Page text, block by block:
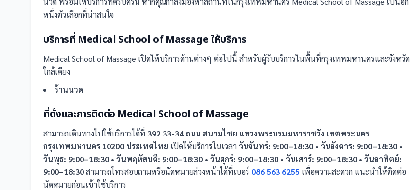
หนึ่งตัวเลือกที่น่าสนใจ
บริการที่ Medical School of Massage ให้บริการ
Medical School of Massage เปิดให้บริการด้านต่างๆ ต่อไปนี้ สำหรับผู้รับบริการในพื้นที่กรุงเทพมหานครและจังหวัด
ใกล้เคียง
ร้านนวด
ที่ตั้งและการติดต่อ Medical School of Massage
สามารถเดินทางไปใช้บริการได้ที่ 392 33-34 ถนน สนามไชย แขวงพระบรมมหาราชวัง เขตพระนคร
กรุงเทพมหานคร 10200 ประเทศไทย เปิดให้บริการในเวลา วันจันทร์: 9:00–18:30 • วันอังคาร: 9:00–18:30 •
วันพุธ: 9:00–18:30 • วันพฤหัสบดี: 9:00–18:30 • วันศุกร์: 9:00–18:30 • วันเสาร์: 9:00–18:30 • วันอาทิตย์:
9:00–18:30สามารถโทรสอบถามหรือนัดหมายล่วงหน้าได้ที่เบอร์ 086 563 6255 เพื่อความสะดวก แนะนำให้ติดต่อ
นัดหมายก่อนเข้าใช้บริการ